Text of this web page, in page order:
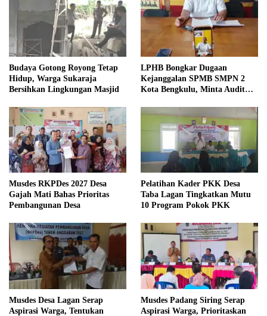
Budaya Gotong Royong Tetap
Hidup, Warga Sukaraja
Bersihkan Lingkungan Masjid
LPHB Bongkar Dugaan
Kejanggalan SPMB SMPN 2
Kota Bengkulu, Minta Audit
Musdes RKPDes 2027 Desa
Gajah Mati Bahas Prioritas
Pembangunan Desa
Pelatihan Kader PKK Desa
Taba Lagan Tingkatkan Mutu
10 Program Pokok PKK
Musdes Desa Lagan Serap
Aspirasi Warga, Tentukan
Musdes Padang Siring Serap
Aspirasi Warga, Prioritaskan